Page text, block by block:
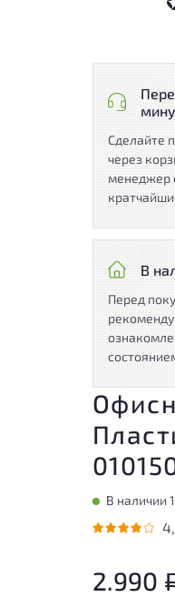
Сделайте
через
менеджер
В
Перед
В наличии
2.990